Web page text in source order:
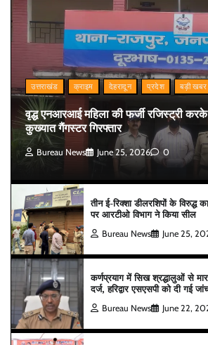
उत्तराखंड क्राइम देहरादून प्रदेश बड़ी खबर
वृद्ध एनआरआई महिला की फर्जी रजिस्ट्री
कुख्यात गैंगस्टर गिरफ्तार
Bureau News June 25, 2026 0
तीन ई-रिक्शा डीलरशिपों के विरुद्ध
पर आरटीओ विभाग ने किया सील
Bureau News June 25,
कर्णप्रयाग में सिख श्रद्धालुओं से
दर्ज, हरिद्वार एसएसपी को दी गई
Bureau News June 22,